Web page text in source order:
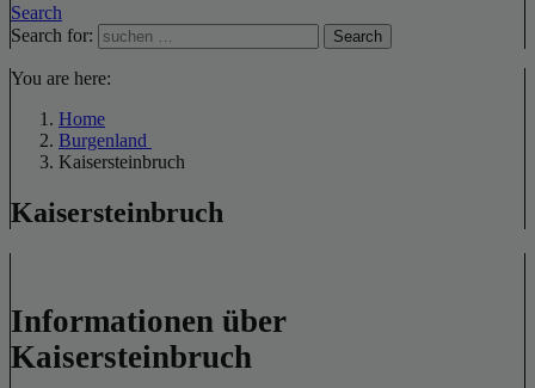
Search
Search for:
Search
You are here:
Home
Burgenland
Kaisersteinbruch
Kaisersteinbruch
Informationen über
Kaisersteinbruch